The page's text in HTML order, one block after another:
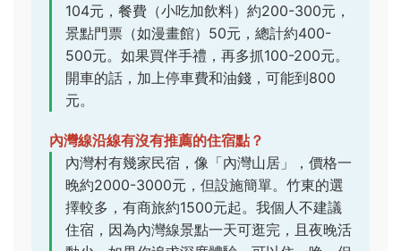
104元，餐費（小吃加飲料）約200-300元，
景點門票（如漫畫館）50元，總計約400-
500元。如果買伴手禮，再多抓100-200元。
開車的話，加上停車費和油錢，可能到800
元。
內灣線沿線有沒有推薦的住宿點？
內灣村有幾家民宿，像「內灣山居」，價格一
晚約2000-3000元，但設施簡單。竹東的選
擇較多，有商旅約1500元起。我個人不建議
住宿，因為內灣線景點一天可逛完，且夜晚活